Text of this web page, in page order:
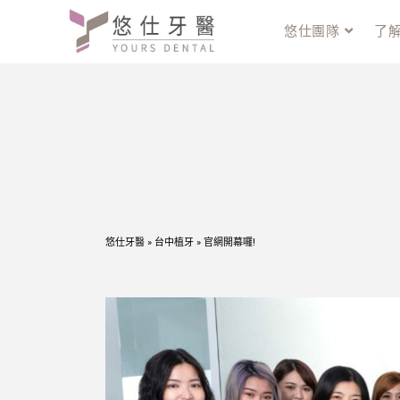
悠仕團隊 了
悠仕牙醫 » 台中植牙 » 官網開幕囉!